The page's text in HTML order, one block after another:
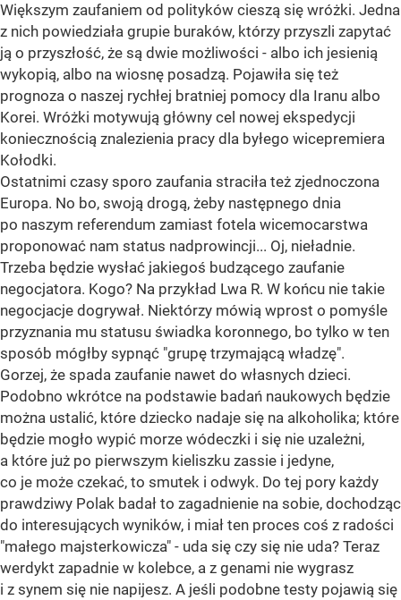
Większym zaufaniem od polityków cieszą się wróżki. Jedna
z nich powiedziała grupie buraków, którzy przyszli zapytać
ją o przyszłość, że są dwie możliwości - albo ich jesienią
wykopią, albo na wiosnę posadzą. Pojawiła się też
prognoza o naszej rychłej bratniej pomocy dla Iranu albo
Korei. Wróżki motywują główny cel nowej ekspedycji
koniecznością znalezienia pracy dla byłego wicepremiera
Kołodki.
Ostatnimi czasy sporo zaufania straciła też zjednoczona
Europa. No bo, swoją drogą, żeby następnego dnia
po naszym referendum zamiast fotela wicemocarstwa
proponować nam status nadprowincji... Oj, nieładnie.
Trzeba będzie wysłać jakiegoś budzącego zaufanie
negocjatora. Kogo? Na przykład Lwa R. W końcu nie takie
negocjacje dogrywał. Niektórzy mówią wprost o pomyśle
przyznania mu statusu świadka koronnego, bo tylko w ten
sposób mógłby sypnąć "grupę trzymającą władzę".
Gorzej, że spada zaufanie nawet do własnych dzieci.
Podobno wkrótce na podstawie badań naukowych będzie
można ustalić, które dziecko nadaje się na alkoholika; które
będzie mogło wypić morze wódeczki i się nie uzależni,
a które już po pierwszym kieliszku zassie i jedyne,
co je może czekać, to smutek i odwyk. Do tej pory każdy
prawdziwy Polak badał to zagadnienie na sobie, dochodząc
do interesujących wyników, i miał ten proces coś z radości
"małego majsterkowicza" - uda się czy się nie uda? Teraz
werdykt zapadnie w kolebce, a z genami nie wygrasz
i z synem się nie napijesz. A jeśli podobne testy pojawią się